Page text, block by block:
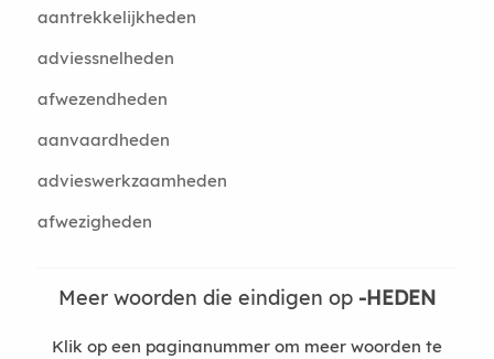
aantrekkelijkheden
adviessnelheden
afwezendheden
aanvaardheden
advieswerkzaamheden
afwezigheden
Meer woorden die eindigen op -HEDEN
Klik op een paginanummer om meer woorden te